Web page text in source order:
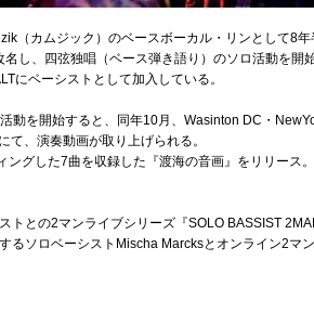
（カムジック）のベースボーカル・リンとして8年
し、四弦独唱（ベース弾き語り）のソロ活動を開
にベーシストとして加入している。
動を開始すると、同年10月、Wasinton DC・
て、演奏動画が取り上げられる。
ングした7曲を収録した『渡海の音画』をリリー
トとの2マンライブシリーズ『SOLO BASSIST
るソロベーシストMischa Marcksとオンライン2マン